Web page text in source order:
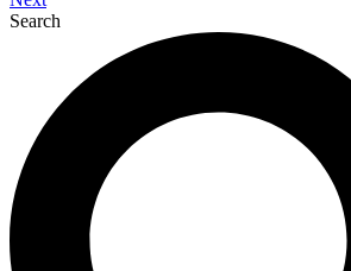
Search